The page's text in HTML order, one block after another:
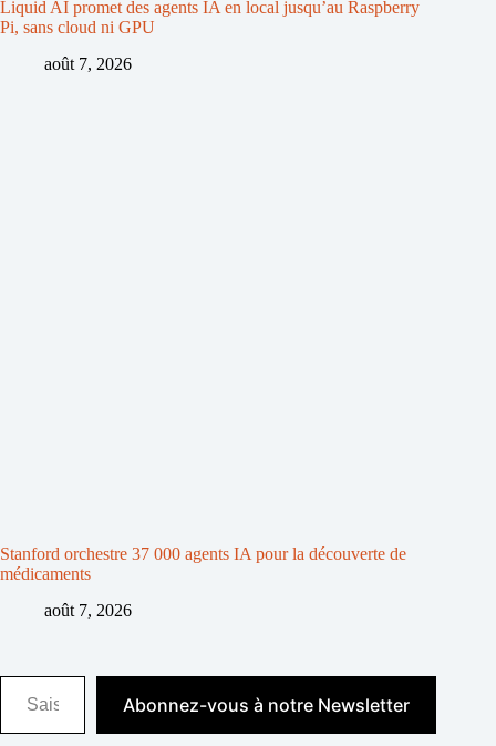
Liquid AI promet des agents IA en local jusqu’au Raspberry
Pi, sans cloud ni GPU
août 7, 2026
Stanford orchestre 37 000 agents IA pour la découverte de
médicaments
août 7, 2026
Saisissez votre adresse e-mail…
Abonnez-vous à notre Newsletter